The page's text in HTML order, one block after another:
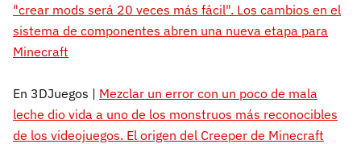
"crear mods será 20 veces más fácil". Los cambios en el
sistema de componentes abren una nueva etapa para
Minecraft
En 3DJuegos | Mezclar un error con un poco de mala
leche dio vida a uno de los monstruos más reconocibles
de los videojuegos. El origen del Creeper de Minecraft